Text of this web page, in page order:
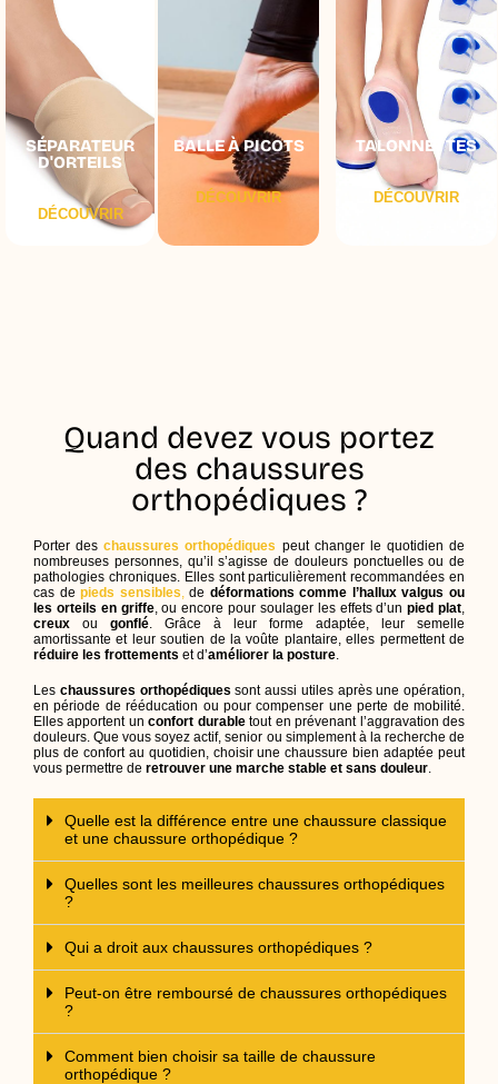
SÉPARATEUR
D'ORTEILS
DÉCOUVRIR
BALLE À PICOTS
DÉCOUVRIR
TALONNETTES
DÉCOUVRIR
Quand devez vous portez
des chaussures
orthopédiques ?
Porter deschaussures orthopédiques peut changer le quotidien de
nombreuses personnes, qu’il s’agisse de douleurs ponctuelles ou de
pathologies chroniques. Elles sont particulièrement recommandées en
cas depieds sensibles de déformations comme l’hallux valgus ou
les orteils en griffe, ou encore pour soulager les effets d’unpied plat
creux ou gonflé . Grâce à leur forme adaptée, leur semelle
amortissante et leur soutien de la voûte plantaire, elles permettent de
réduire les frottements et d’améliorer la posture
Les chaussures orthopédiques sont aussi utiles après une opération,
en période de rééducation ou pour compenser une perte de mobilité.
Elles apportent unconfort durabletout en prévenant l’aggravation des
douleurs. Que vous soyez actif, senior ou simplement à la recherche de
plus de confort au quotidien, choisir une chaussure bien adaptée peut
vous permettre de retrouver une marche stable et sans douleur
Quelle est la différence entre une chaussure classique
et une chaussure orthopédique ?
Quelles sont les meilleures chaussures orthopédiques
?
Qui a droit aux chaussures orthopédiques ?
Peut-on être remboursé de chaussures orthopédiques
?
Comment bien choisir sa taille de chaussure
orthopédique ?